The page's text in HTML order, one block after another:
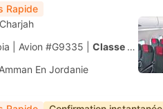
Rapide
Avion #G9335 Classe économique
En Jordanie